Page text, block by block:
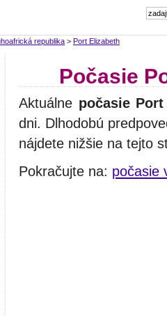
republika > Port Elizabeth
Počasie
Aktuálne počasie
dni. Dlhodobú
nájdete nižšie na tejto
Pokračujte na: počasie